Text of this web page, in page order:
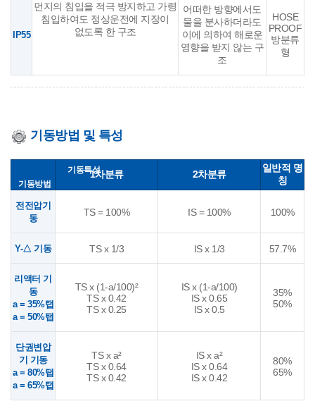
먼지의 침입을 적극 방지하고 가령
침입하여도 정상운전에 지장이
없도록 한 구조
IP55
어떠한 방향에서도
물을 분사하더라도
이에 의하여 해로운
영향을 받지 않는 구
조
HOSE
PROOF
방분류
형
기동방법 및 특성
기동방법
기동특성1차분류 2차분류
일반적 명
칭
전전압기
동
TS = 100% IS = 100% 100%
Y-△ 기동 TS x 1/3 IS x 1/3 57.7%
리액터 기
동
a = 35%탭
a = 50%탭
TS x (1-a/100)²
TS x 0.42
TS x 0.25
IS x (1-a/100)
IS x 0.65
IS x 0.5
35%
50%
단권변압
기 기동
a = 80%탭
a = 65%탭
TS x a²
TS x 0.64
TS x 0.42
IS x a²
IS x 0.64
IS x 0.42
80%
65%